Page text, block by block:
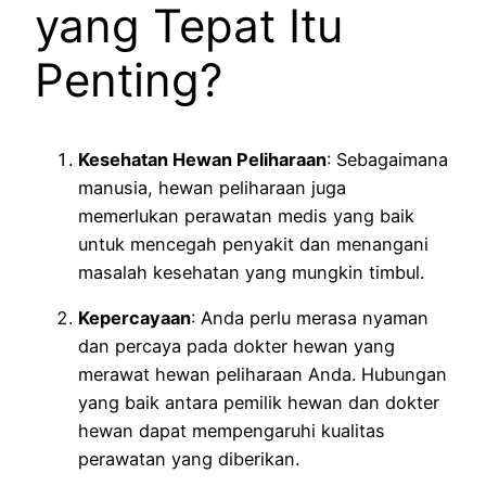
yang Tepat Itu
Penting?
Kesehatan Hewan Peliharaan: Sebagaimana
manusia, hewan peliharaan juga
memerlukan perawatan medis yang baik
untuk mencegah penyakit dan menangani
masalah kesehatan yang mungkin timbul.
Kepercayaan: Anda perlu merasa nyaman
dan percaya pada dokter hewan yang
merawat hewan peliharaan Anda. Hubungan
yang baik antara pemilik hewan dan dokter
hewan dapat mempengaruhi kualitas
perawatan yang diberikan.